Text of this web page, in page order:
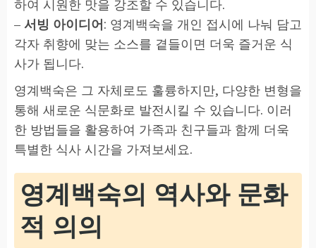
하여 시원한 맛을 강조할 수 있습니다.
– 서빙 아이디어: 영계백숙을 개인 접시에 나눠 담고
각자 취향에 맞는 소스를 곁들이면 더욱 즐거운 식
사가 됩니다.
영계백숙은 그 자체로도 훌륭하지만, 다양한 변형을
통해 새로운 식문화로 발전시킬 수 있습니다. 이러
한 방법들을 활용하여 가족과 친구들과 함께 더욱
특별한 식사 시간을 가져보세요.
영계백숙의 역사와 문화
적 의의